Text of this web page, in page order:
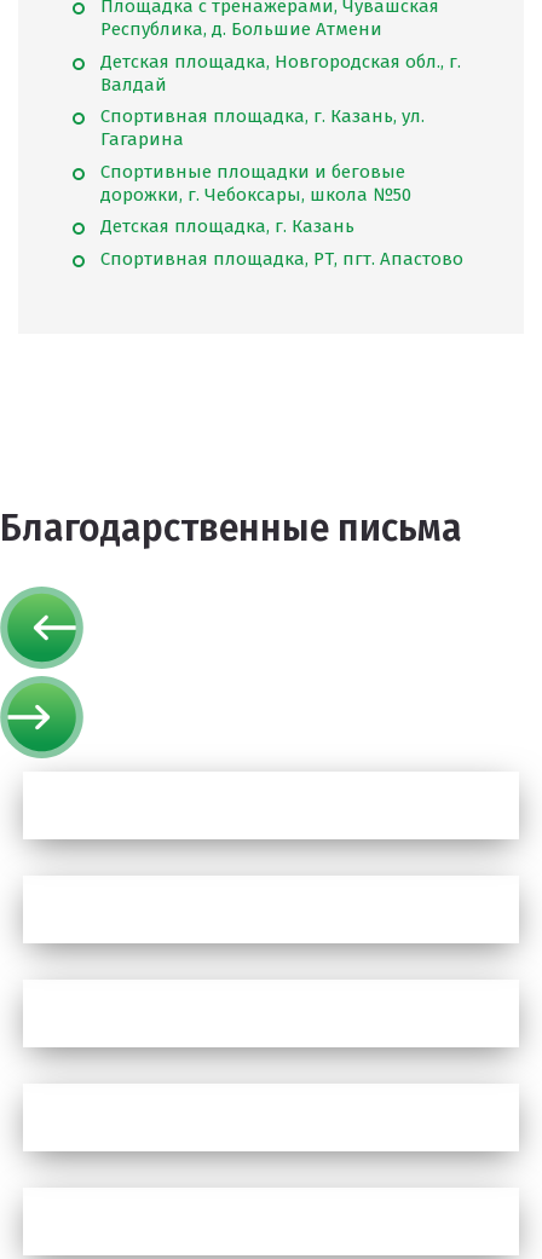
Площадка с тренажёрами, Чувашская
Республика, д. Большие Атмени
Детская площадка, Новгородская обл., г.
Валдай
Спортивная площадка, г. Казань, ул.
Гагарина
Спортивные площадки и беговые
дорожки, г. Чебоксары, школа №50
Детская площадка, г. Казань
Спортивная площадка, РТ, пгт. Апастово
Благодарственные письма